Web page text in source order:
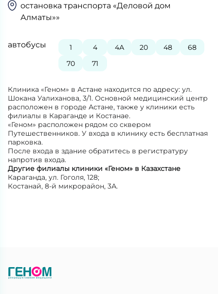
остановка транспорта «Деловой дом
Алматы»»
автобусы 1 4 4А 20 48
68
70
71
Клиника «Геном» в Астане находится по адресу: ул.
Шокана Уалиханова, 3/1. Основной медицинский центр
расположен в городе Астане, также у клиники есть
филиалы в Караганде и Костанае.
«Геном» расположен рядом со сквером
Путешественников. У входа в клинику есть бесплатная
парковка.
После входа в здание обратитесь в регистратуру
напротив входа.
Другие филиалы клиники «Геном» в Казахстане
Караганда, ул. Гоголя, 128;
Костанай, 8-й микрорайон, 3А.